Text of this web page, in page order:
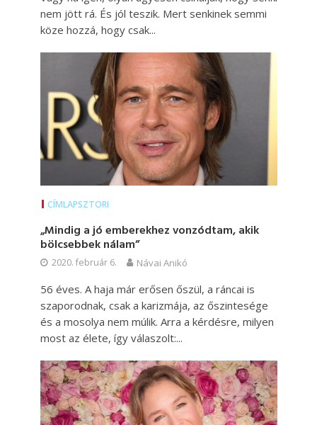
nem jött rá. És jól teszik. Mert senkinek semmi
köze hozzá, hogy csak...
CÍMLAPSZTORI
„Mindig a jó emberekhez vonzódtam, akik
bölcsebbek nálam”
2020. február 6. Návai Anikó
56 éves. A haja már erősen őszül, a ráncai is
szaporodnak, csak a karizmája, az őszintesége
és a mosolya nem múlik. Arra a kérdésre, milyen
most az élete, így válaszolt:...